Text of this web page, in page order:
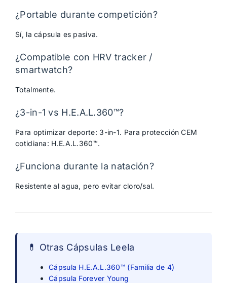
¿Portable durante competición?
Sí, la cápsula es pasiva.
¿Compatible con HRV tracker /
smartwatch?
Totalmente.
¿3-in-1 vs H.E.A.L.360™?
Para optimizar deporte: 3-in-1. Para protección CEM
cotidiana: H.E.A.L.360™.
¿Funciona durante la natación?
Resistente al agua, pero evitar cloro/sal.
💊 Otras Cápsulas Leela
Cápsula H.E.A.L.360™ (Familia de 4)
Cápsula Forever Young